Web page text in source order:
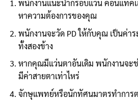
พนักงานแนะนำกรอบแว่น คอนแทค
หาความต้องการของคุณ
พนักงานจะวัด PD ให้กับคุณ เป็นค่า
ทั้งสองข้าง
หากคุณมีแว่นตาอันเดิม พนักงานจะ
มีค่าสายตาเท่าไหร่
จักษุแพทย์หรือนักทัศนมาตรทำการ